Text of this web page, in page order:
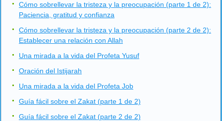
Cómo sobrellevar la tristeza y la preocupación (parte 1 de 2):
Paciencia, gratitud y confianza
Cómo sobrellevar la tristeza y la preocupación (parte 2 de 2):
Establecer una relación con Allah
Una mirada a la vida del Profeta Yusuf
Oración del Istijarah
Una mirada a la vida del Profeta Job
Guía fácil sobre el Zakat (parte 1 de 2)
Guía fácil sobre el Zakat (parte 2 de 2)